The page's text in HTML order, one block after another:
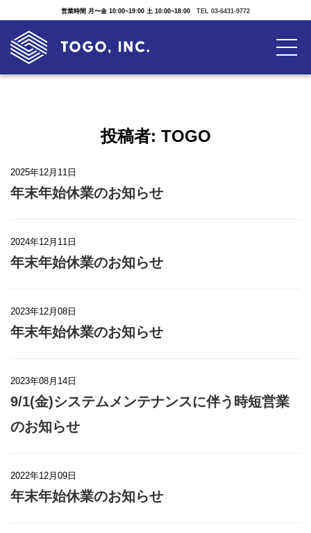
営業時間 月〜金 10:00~19:00 土 10:00~18:00 TEL 03-6431-9772
投稿者: TOGO
2025年12月11日
年末年始休業のお知らせ
2024年12月11日
年末年始休業のお知らせ
2023年12月08日
年末年始休業のお知らせ
2023年08月14日
9/1(金)システムメンテナンスに伴う時短営業
のお知らせ
2022年12月09日
年末年始休業のお知らせ